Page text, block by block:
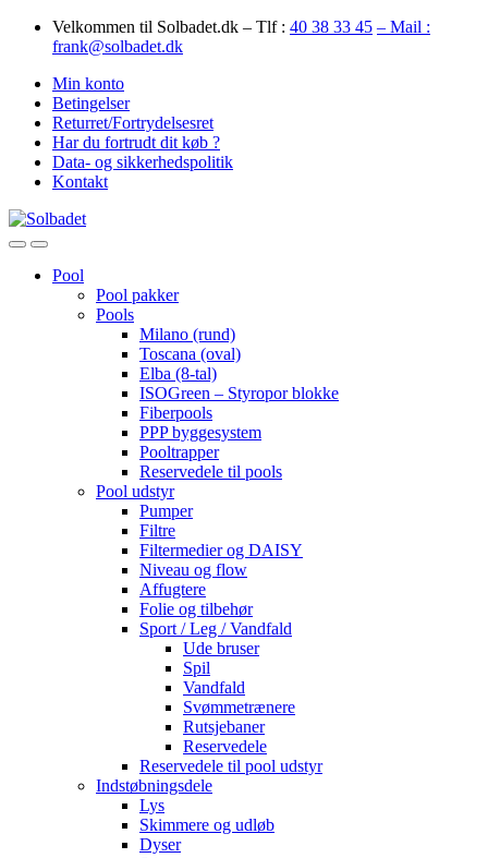
Skip
Skip
Velkommen til Solbadet.dk – Tlf : 40 38 33 45 – Mail :
frank@solbadet.dk
Min konto
Betingelser
Returret/Fortrydelsesret
Har du fortrudt dit køb ?
Data- og sikkerhedspolitik
Kontakt
OpenClose
Pool
Pool pakker
Pools
Milano (rund)
Toscana (oval)
Elba (8-tal)
ISOGreen – Styropor blokke
Fiberpools
PPP byggesystem
Pooltrapper
Reservedele til pools
Pool udstyr
Pumper
Filtre
Filtermedier og DAISY
Niveau og flow
Affugtere
Folie og tilbehør
Sport / Leg / Vandfald
Ude bruser
Spil
Vandfald
Svømmetrænere
Rutsjebaner
Reservedele
Reservedele til pool udstyr
Indstøbningsdele
Lys
Skimmere og udløb
Dyser